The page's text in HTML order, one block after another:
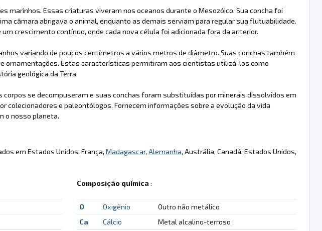
marinhos. Essas criaturas viveram nos oceanos durante o Mesozóico. Sua concha foi
câmara abrigava o animal, enquanto as demais serviam para regular sua flutuabilidade.
crescimento contínuo, onde cada nova célula foi adicionada fora da anterior.
variando de poucos centímetros a vários metros de diâmetro. Suas conchas também
ornamentações. Estas características permitiram aos cientistas utilizá-los como
geológica da Terra.
se decompuseram e suas conchas foram substituídas por minerais dissolvidos em
colecionadores e paleontólogos. Fornecem informações sobre a evolução da vida
o nosso planeta.
em Estados Unidos, França, Madagascar, Alemanha, Austrália, Canadá, Estados Unidos,
Composição química :
O Oxigênio
Outro não metálico
Ca
Cálcio
Metal alcalino-terroso